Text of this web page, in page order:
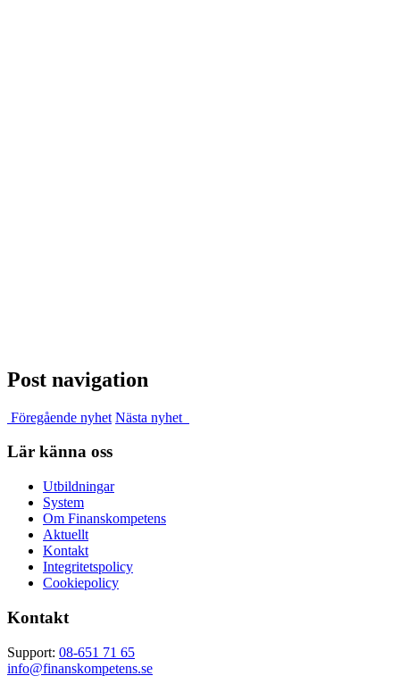
Post navigation
Föregående nyhet Nästa nyhet
Lär känna oss
Utbildningar
System
Om Finanskompetens
Aktuellt
Kontakt
Integritetspolicy
Cookiepolicy
Kontakt
Support: 08-651 71 65
info@finanskompetens.se